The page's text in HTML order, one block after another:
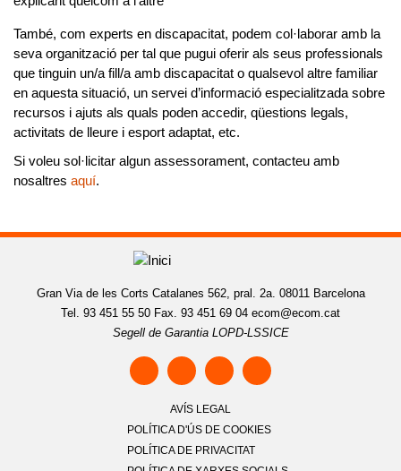
També, com experts en discapacitat, podem col·laborar amb la
seva organització per tal que pugui oferir als seus professionals
que tinguin un/a fill/a amb discapacitat o qualsevol altre familiar
en aquesta situació, un servei d’informació especialitzada sobre
recursos i ajuts als quals poden accedir, qüestions legals,
activitats de lleure i esport adaptat, etc.
Si voleu sol·licitar algun assessorament, contacteu amb
nosaltres aquí.
Gran Via de les Corts Catalanes 562, pral. 2a. 08011 Barcelona
Tel. 93 451 55 50 Fax. 93 451 69 04 ecom@ecom.cat
Segell de Garantia LOPD-LSSICE
AVÍS LEGAL
POLÍTICA D'ÚS DE COOKIES
POLÍTICA DE PRIVACITAT